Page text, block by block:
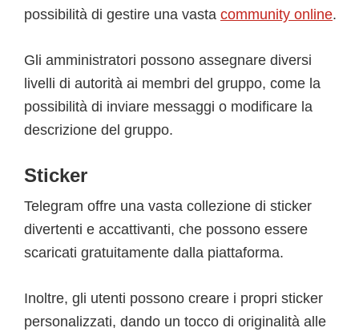
possibilità di gestire una vasta community online.
Gli amministratori possono assegnare diversi
livelli di autorità ai membri del gruppo, come la
possibilità di inviare messaggi o modificare la
descrizione del gruppo.
Sticker
Telegram offre una vasta collezione di sticker
divertenti e accattivanti, che possono essere
scaricati gratuitamente dalla piattaforma.
Inoltre, gli utenti possono creare i propri sticker
personalizzati, dando un tocco di originalità alle